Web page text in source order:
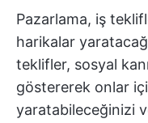
Pazarlama, iş
harikalar
teklifler, sosyal
göstererek onlar
yaratabileceğinizi